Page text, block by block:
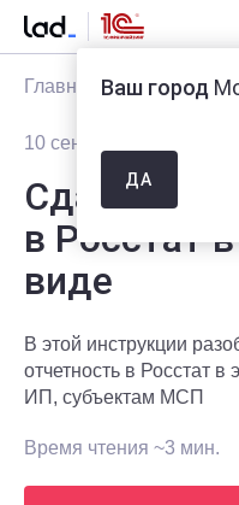
Главная Блог
10 сентября 2025
Сдача
в Росстат
виде
В этой инструкции
отчетность в Росстат
ИП, субъектам МСП
Время чтения ~3 мин.
Ваш город
ДА